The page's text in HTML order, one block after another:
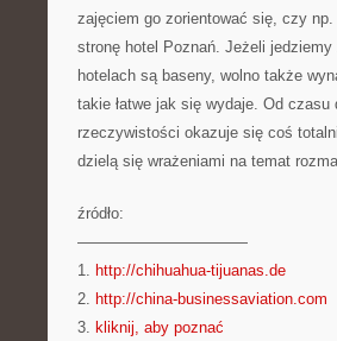
zajęciem go zorientować się, czy
stronę hotel Poznań. Jeżeli jedziemy
hotelach są baseny, wolno także
takie łatwe jak się wydaje. Od
rzeczywistości okazuje się coś
dzielą się wrażeniami na temat
źródło:
———————————
1. http://chihuahua-tijuanas.de
2. http://china-businessaviation.com
3. kliknij, aby poznać